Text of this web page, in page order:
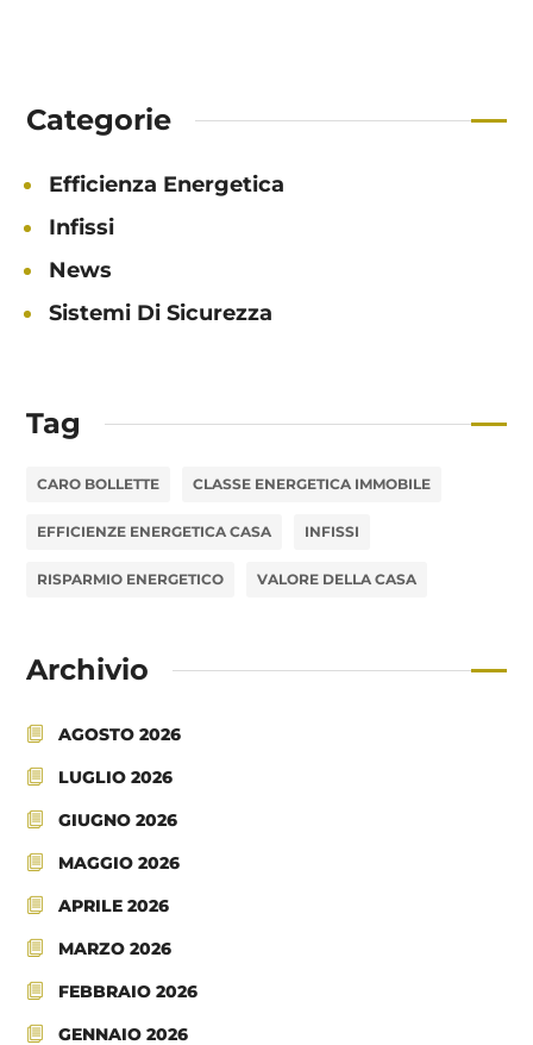
Categorie
Efficienza Energetica
Infissi
News
Sistemi Di Sicurezza
Tag
CARO BOLLETTE CLASSE ENERGETICA IMMOBILE
EFFICIENZE ENERGETICA CASA INFISSI
RISPARMIO ENERGETICO VALORE DELLA CASA
Archivio
AGOSTO 2026
LUGLIO 2026
GIUGNO 2026
MAGGIO 2026
APRILE 2026
MARZO 2026
FEBBRAIO 2026
GENNAIO 2026